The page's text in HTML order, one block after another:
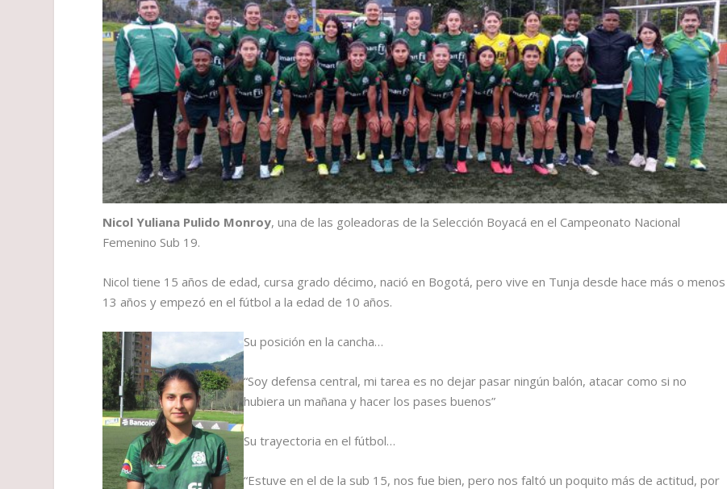
Nicol Yuliana Pulido Monroy, una de las goleadoras de la Selección Boyacá en el Campeonato Nacional
Femenino Sub 19.
Nicol tiene 15 años de edad, cursa grado décimo, nació en Bogotá, pero vive en Tunja desde hace más o menos
13 años y empezó en el fútbol a la edad de 10 años.
Su posición en la cancha…
“Soy defensa central, mi tarea es no dejar pasar ningún balón, atacar como si no
hubiera un mañana y hacer los pases buenos”
Su trayectoria en el fútbol…
“Estuve en el de la sub 15, nos fue bien, pero nos faltó un poquito más de actitud, por